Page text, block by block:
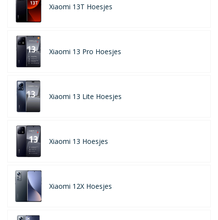
Xiaomi 13T Hoesjes
Xiaomi 13 Pro Hoesjes
Xiaomi 13 Lite Hoesjes
Xiaomi 13 Hoesjes
Xiaomi 12X Hoesjes